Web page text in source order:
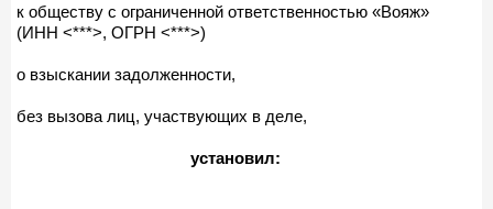
к обществу с ограниченной ответственностью «Вояж»
(ИНН <***>, ОГРН <***>)
о взыскании задолженности,
без вызова лиц, участвующих в деле,
установил: